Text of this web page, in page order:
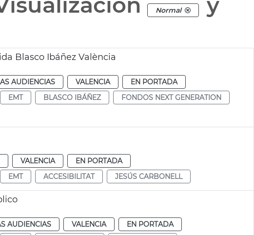
Normal
Blasco Ibáñez València
AUDIENCIAS VALENCIA
EN PORTADA
EMT BLASCO IBÁÑEZ
FONDOS NEXT GENERATION
VALENCIA
EN PORTADA
EMT ACCESIBILITAT JESÚS CARBONELL
AUDIENCIAS VALENCIA
EN PORTADA